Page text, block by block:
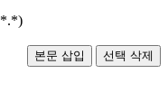
*.*)